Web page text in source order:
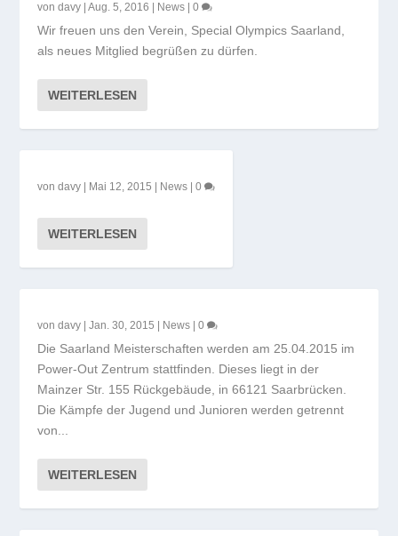
vondavy |Aug. 5, 2016 News |0
Wir freuen uns den Verein, Special Olympics Saarland,
als neues Mitglied begrüßen zu dürfen.
WEITERLESEN
vondavy Mai 12, 2015 News |0
WEITERLESEN
vondavy |Jan. 30, 2015 News |0
Die Saarland Meisterschaften werden am 25.04.2015 im
Power-Out Zentrum stattfinden. Dieses liegt in der
Mainzer Str. 155 Rückgebäude, in 66121 Saarbrücken.
Die Kämpfe der Jugend und Junioren werden getrennt
von...
WEITERLESEN